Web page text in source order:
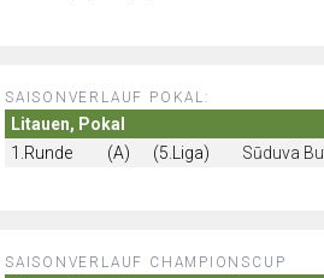
SAISONVERLAUF POKAL:
Litauen, Pokal
1.Runde
(A) (5.Liga) Sūduva
SAISONVERLAUF CHAMPIONSCUP